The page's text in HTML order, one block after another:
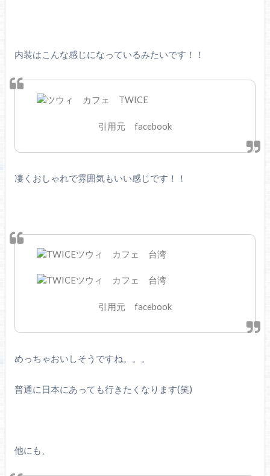
内装はこんな感じになっているみたいです！！
引用元 facebook
凄くおしゃれで雰囲気もいい感じです！！
引用元 facebook
めっちゃおいしそうですね。。。
普通に日本にあっても行きたくなります(笑)
他にも、